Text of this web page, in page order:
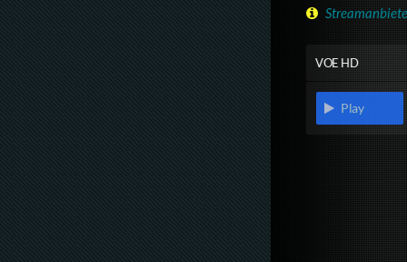
VOE HD
Play